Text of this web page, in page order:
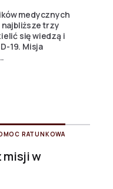
medycznych
trzy
się wiedzą i
19. Misja
RATUNKOWA
misji w